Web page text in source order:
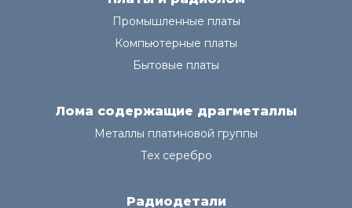
Промышленные платы
Компьютерные платы
Бытовые платы
Лома содержащие драгметаллы
Металлы платиновой группы
Тех серебро
Радиодетали